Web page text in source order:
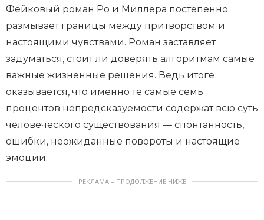
Фейковый роман Ро и Миллера постепенно
размывает границы между притворством и
настоящими чувствами. Роман заставляет
задуматься, стоит ли доверять алгоритмам самые
важные жизненные решения. Ведь итоге
оказывается, что именно те самые семь
процентов непредсказуемости содержат всю суть
человеческого существования — спонтанность,
ошибки, неожиданные повороты и настоящие
эмоции.
РЕКЛАМА – ПРОДОЛЖЕНИЕ НИЖЕ